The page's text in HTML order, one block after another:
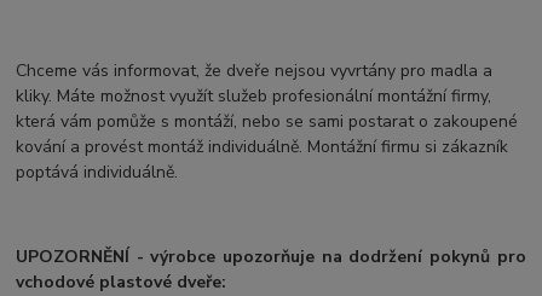
Chceme vás informovat, že dveře nejsou vyvrtány pro madla a
kliky. Máte možnost využít služeb profesionální montážní firmy,
která vám pomůže s montáží, nebo se sami postarat o zakoupené
kování a provést montáž individuálně. Montážní firmu si zákazník
poptává individuálně.
UPOZORNĚNÍ - výrobce upozorňuje na dodržení pokynů pro
vchodové plastové dveře: